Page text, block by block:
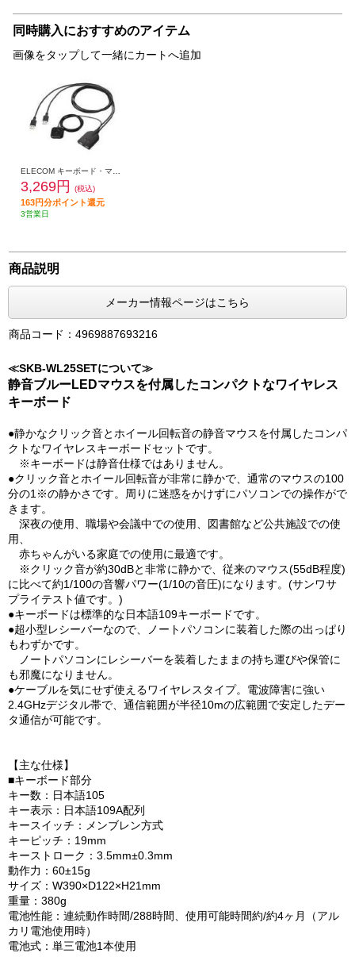
同時購入におすすめのアイテム
画像をタップして一緒にカートへ追加
3,269円 (税込)
163円分ポイント還元
3営業日
商品説明
メーカー情報ページはこちら
商品コード：4969887693216
≪SKB-WL25SETについて≫
静音ブルーLEDマウスを付属したコンパクトなワイヤレス
キーボード
●静かなクリック音とホイール回転音の静音マウスを付属したコンパ
クトなワイヤレスキーボードセットです。
※キーボードは静音仕様ではありません。
●クリック音とホイール回転音が非常に静かで、通常のマウスの100
分の1※の静かさです。周りに迷惑をかけずにパソコンでの操作がで
きます。
深夜の使用、職場や会議中での使用、図書館など公共施設での使
用、
赤ちゃんがいる家庭での使用に最適です。
※クリック音が約30dBと非常に静かで、従来のマウス(55dB程度)
に比べて約1/100の音響パワー(1/10の音圧)になります。(サンワサ
プライテスト値です。)
●キーボードは標準的な日本語109キーボードです。
●超小型レシーバーなので、ノートパソコンに装着した際の出っぱり
もわずかです。
ノートパソコンにレシーバーを装着したままの持ち運びや保管に
も邪魔になりません。
●ケーブルを気にせず使えるワイヤレスタイプ。電波障害に強い
2.4GHzデジタル帯で、通信範囲が半径10mの広範囲で安定したデー
タ通信が可能です。
【主な仕様】
■キーボード部分
キー数：日本語105
キー表示：日本語109A配列
キースイッチ：メンブレン方式
キーピッチ：19mm
キーストローク：3.5mm±0.3mm
動作力：60±15g
サイズ：W390×D122×H21mm
重量：380g
電池性能：連続動作時間/288時間、使用可能時間約/約4ヶ月（アル
カリ電池使用時）
電池式：単三電池1本使用